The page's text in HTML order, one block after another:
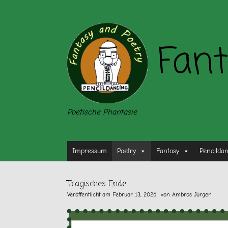
Poetische Phantasie
Impressum Poetry Fantasy
Tragisches Ende
Veröffentlicht am Februar 13, 2026 von Ambros Jürgen